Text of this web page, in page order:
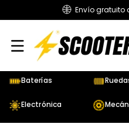
Envío gratuito
Baterías
Electrónica